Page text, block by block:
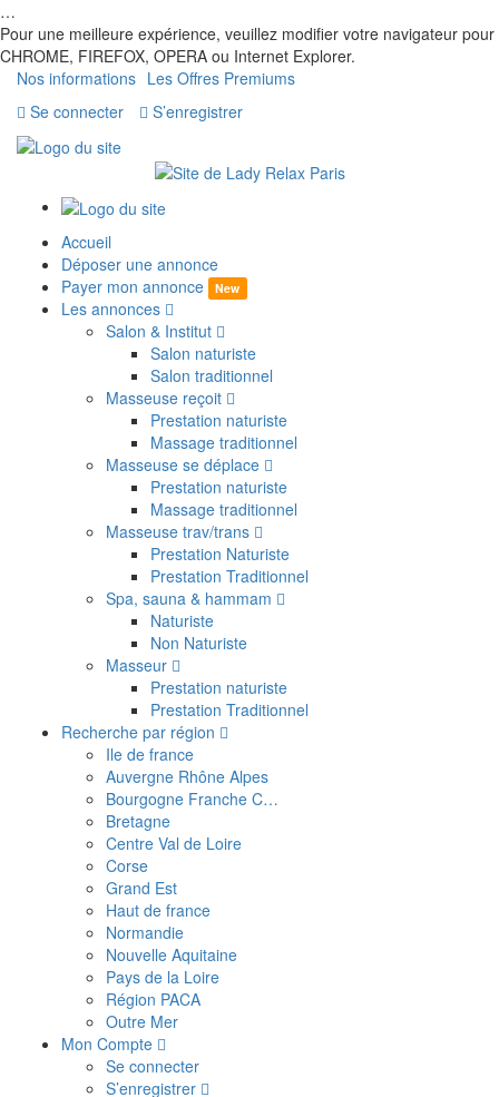
…
Pour une meilleure expérience, veuillez modifier votre navigateur pour
CHROME, FIREFOX, OPERA ou Internet Explorer.
Nos informations Les Offres Premiums
Se connecter
S’enregistrer
Accueil
Déposer une annonce
Payer mon annonce
New
Les annonces
Salon & Institut
Salon naturiste
Salon traditionnel
Masseuse reçoit
Prestation naturiste
Massage traditionnel
Masseuse se déplace
Prestation naturiste
Massage traditionnel
Masseuse trav/trans
Prestation Naturiste
Prestation Traditionnel
Spa, sauna & hammam
Naturiste
Non Naturiste
Masseur
Prestation naturiste
Prestation Traditionnel
Recherche par région
Ile de france
Auvergne Rhône Alpes
Bourgogne Franche C…
Bretagne
Centre Val de Loire
Corse
Grand Est
Haut de france
Normandie
Nouvelle Aquitaine
Pays de la Loire
Région PACA
Outre Mer
Mon Compte
Se connecter
S’enregistrer